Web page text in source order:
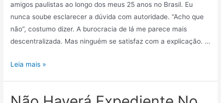
amigos paulistas ao longo dos meus 25 anos no Brasil. Eu
nunca soube esclarecer a dúvida com autoridade. “Acho que
não”, costumo dizer. A burocracia de lá me parece mais
descentralizada. Mas ninguém se satisfaz com a explicação. …
Leia mais »